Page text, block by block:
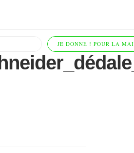
JE DONNE ! POUR LA